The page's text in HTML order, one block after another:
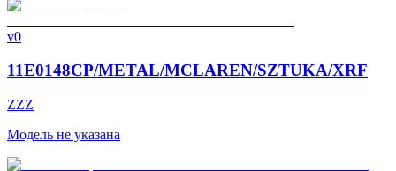
v0
11E0148CP/METAL/MCLAREN/SZTUKA/XRF
ZZZ
Модель не указана